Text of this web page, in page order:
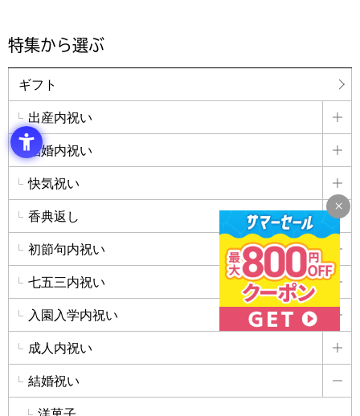
特集から選ぶ
ギフト
出産内祝い
詳
結婚内祝い
詳
快気祝い
詳
香典返し
詳
初節句内祝い
七五三内祝い
入園入学内祝い
成人内祝い
詳
結婚祝い